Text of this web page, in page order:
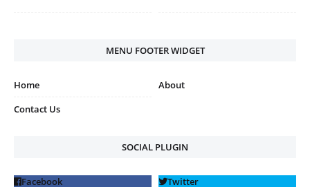
MENU FOOTER WIDGET
Home
About
Contact Us
SOCIAL PLUGIN